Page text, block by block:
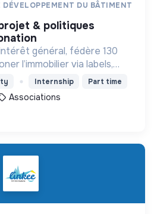
DU BÂTIMENT
général, fédère 130
l’immobilier via labels,
européenne LCBI,
bas carbone.
Internship Part time
Associations